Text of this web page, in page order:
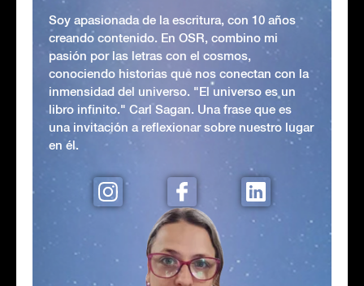
Soy apasionada de la escritura, con 10 años
creando contenido. En OSR, combino mi
pasión por las letras con el cosmos,
conociendo historias que nos conectan con la
inmensidad del universo. "El universo es un
libro infinito." Carl Sagan. Una frase que es
una invitación a reflexionar sobre nuestro lugar
en él.